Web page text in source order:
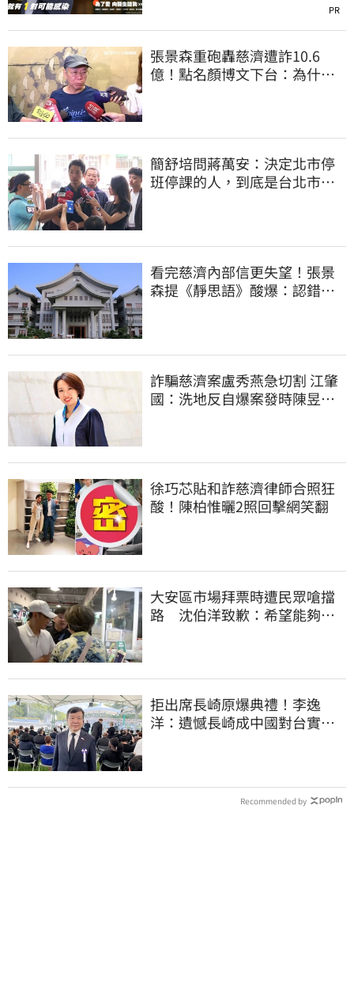
PR
張景森重砲轟慈濟遭詐10.6
億！點名顏博文下台：為什麼
簡舒培問蔣萬安：決定北市停
班停課的人，到底是台北市
看完慈濟內部信更失望！張景
森提《靜思語》酸爆：認錯有
詐騙慈濟案盧秀燕急切割 江肇
國：洗地反自爆案發時陳昱瑄
徐巧芯貼和詐慈濟律師合照狂
酸！陳柏惟曬2照回擊網笑翻
大安區市場拜票時遭民眾嗆擋
路 沈伯洋致歉：希望能夠精
拒出席長崎原爆典禮！李逸
洋：遺憾長崎成中國對台實施
Recommended by